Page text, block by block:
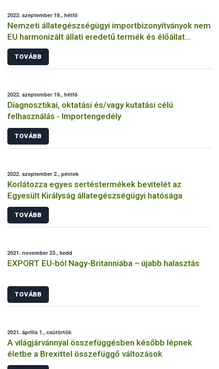
2022. szeptember 19., hétfő
Nemzeti állategészségügyi importbizonyítványok nem
EU harmonizált állati eredetű termék és élőállat
behozatalához
TOVÁBB
2022. szeptember 19., hétfő
Diagnosztikai, oktatási és/vagy kutatási célú
felhasználás - Importengedély
TOVÁBB
2022. szeptember 2., péntek
Korlátozza egyes sertéstermékek bevitelét az
Egyesült Királyság állategészségügyi hatósága
TOVÁBB
2021. november 23., kedd
EXPORT EU-ból Nagy-Britanniába – újabb halasztás
TOVÁBB
2021. április 1., csütörtök
A világjárvánnyal összefüggésben később lépnek
életbe a Brexittel összefüggő változások